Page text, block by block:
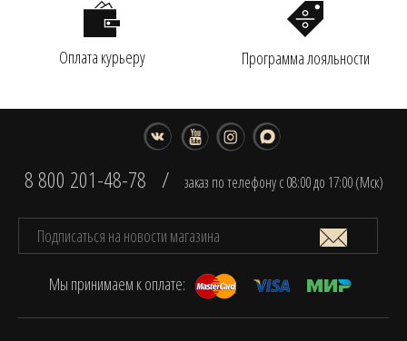
Оплата курьеру Программа лояльности
8 800 201-48-78 / заказ по телефону с 08:00 до 17:00 (Мск)
Мы принимаем к оплате: